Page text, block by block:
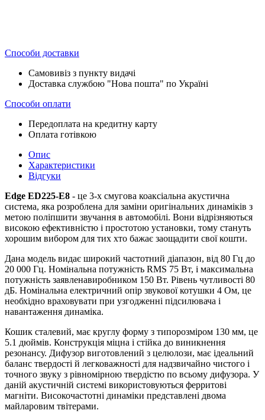
Способи доставки
Самовивіз з пункту видачі
Доставка службою "Нова пошта" по Україні
Способи оплати
Передоплата на кредитну карту
Оплата готівкою
Опис
Характеристики
Відгуки
Edge ED225-E8 - це 3-х смугова коаксіальна акустична
система, яка розроблена для заміни оригінальних динаміків з
метою поліпшити звучання в автомобілі. Вони відрізняються
високою ефективністю і простотою установки, тому стануть
хорошим вибором для тих хто бажає заощадити свої кошти.
Дана модель видає широкий частотний діапазон, від 80 Гц до
20 000 Гц. Номінальна потужність RMS 75 Вт, і максимальна
потужність заявлена ​​виробником 150 Вт. Рівень чутливості 80
дБ. Номінальна електричний опір звукової котушки 4 Ом, це
необхідно враховувати при узгодженні підсилювача і
навантаження динаміка.
Кошик сталевий, має круглу форму з типорозміром 130 мм, це
5.1 дюймів. Конструкція міцна і стійка до виникнення
резонансу. Дифузор виготовлений з целюлози, має ідеальний
баланс твердості й легковажності для надзвичайно чистого і
точного звуку з рівномірною твердістю по всьому дифузора. У
даній акустичній системі використовуються ферритові
магніти. Високочастотні динаміки представлені двома
майларовим твітерами.